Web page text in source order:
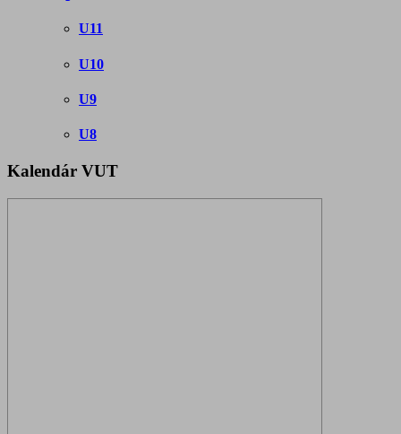
U11
U10
U9
U8
Kalendár VUT